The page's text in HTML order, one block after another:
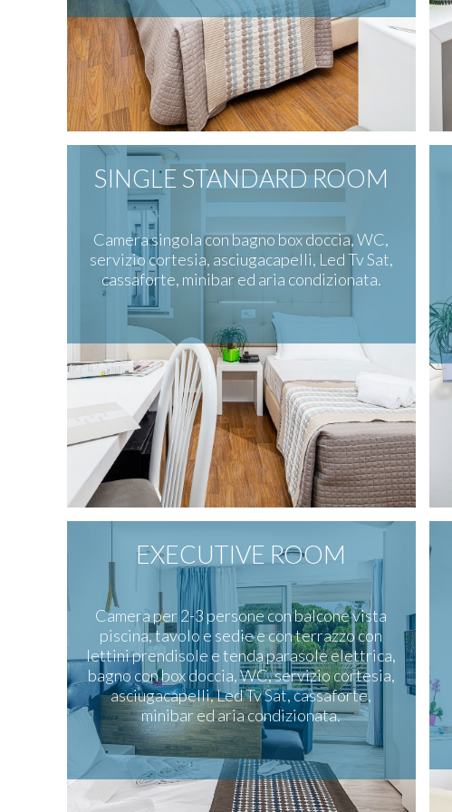
SINGLE STANDARD ROOM
Camera singola con bagno box doccia, WC,
servizio cortesia, asciugacapelli, Led Tv Sat,
cassaforte, minibar ed aria condizionata.
EXECUTIVE ROOM
Camera per 2-3 persone con balcone vista
piscina, tavolo e sedie e con terrazzo con
lettini prendisole e tenda parasole elettrica,
bagno con box doccia, WC, servizio cortesia,
asciugacapelli, Led Tv Sat, cassaforte,
minibar ed aria condizionata.